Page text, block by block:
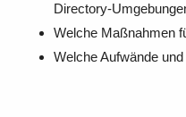
Directory-
Welche Maßnahmen
Welche Aufwände